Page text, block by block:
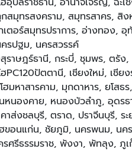
กสมุทรสงคราม, สมุทรสาคร,
เตอร์สมุทรปราการ, อ่างทอง,
ครปฐม, นครสวรรค์
ราษฎร์ธานี, กระบี่, ชุมพร, ตรัง,
ฮPC120ปัตตานี, เชียงใหม่, เชี
ฮมหาสารคาม, มุกดาหาร, ยโส
นหนองคาย, หนองบัวลำภู, อุ
คาส่งชลบุรี, ตราด, ปราจีนบุรี,
ขอนแก่น, ชัยภูมิ, นครพนม, นค
รศรีธรรมราช, พังงา, พัทลุง, ภู